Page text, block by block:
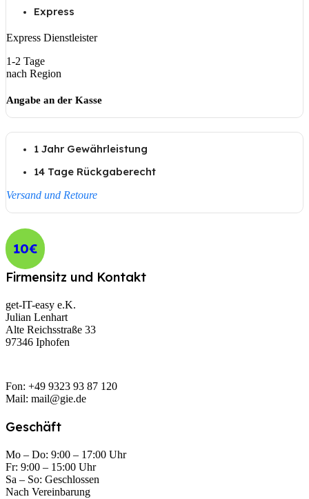
Express
Express Dienstleister
1-2 Tage
nach Region
Angabe an der Kasse
1 Jahr Gewährleistung
14 Tage Rückgaberecht
Versand und Retoure
10€
Firmensitz und Kontakt
get-IT-easy e.K.
Julian Lenhart
Alte Reichsstraße 33
97346 Iphofen
Fon: +49 9323 93 87 120
Mail: mail@gie.de
Geschäft
Mo – Do: 9:00 – 17:00 Uhr
Fr: 9:00 – 15:00 Uhr
Sa – So: Geschlossen
Nach Vereinbarung